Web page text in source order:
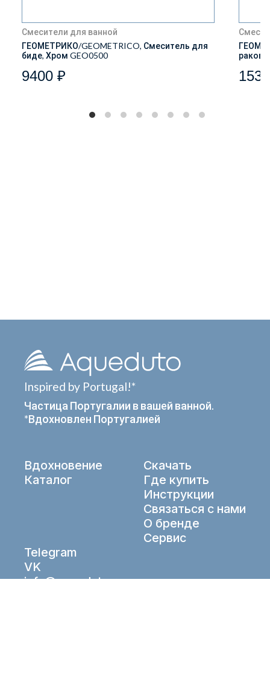
Смесители для ванной
ГЕОМЕТРИКО/GEOMETRICO, Смеситель для
биде, Хром GEO0500
9400 ₽
Inspired by Portugal!*
Частица Португалии в вашей ванной.
*Вдохновлен Португалией
Вдохновение
Каталог
Скачать
Где купить
Инструкции
Связаться с нами
О бренде
Сервис
Telegram
VK
info@aqueduto.ru